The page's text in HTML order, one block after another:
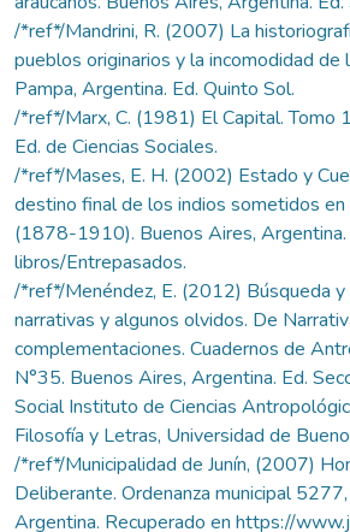
/*ref*/Mandrini, R. (2007) La
pueblos originarios y la incomodidad de
Pampa, Argentina. Ed. Quinto Sol.
/*ref*/Marx, C. (1981) El Capital. Tomo
Ed. de Ciencias Sociales.
/*ref*/Mases, E. H. (2002) Estado y
destino final de los indios sometidos
(1878-1910). Buenos Aires,
libros/Entrepasados.
/*ref*/Menéndez, E. (2012) Búsqueda y
narrativas y algunos olvidos. De
complementaciones. Cuadernos de
N°35. Buenos Aires, Argentina. Ed.
Social Instituto de Ciencias
Filosofía y Letras, Universidad de
/*ref*/Municipalidad de Junín, (2007)
Deliberante. Ordenanza municipal
Argentina. Recuperado en https://